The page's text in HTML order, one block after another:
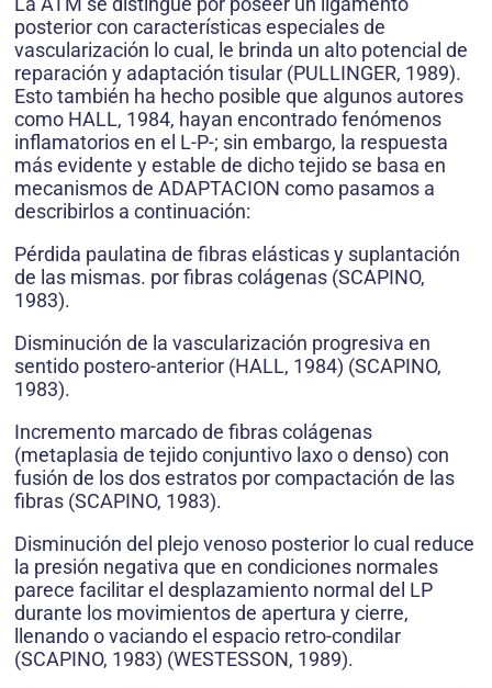
posterior con características especiales de
vascularización lo cual, le brinda un alto potencial de
reparación y adaptación tisular (PULLINGER, 1989).
Esto también ha hecho posible que algunos autores
como HALL, 1984, hayan encontrado fenómenos
inflamatorios en el L-P-; sin embargo, la respuesta
más evidente y estable de dicho tejido se basa en
mecanismos de ADAPTACION como pasamos a
describirlos a continuación:
Pérdida paulatina de fibras elásticas y suplantación
de las mismas. por fibras colágenas (SCAPINO,
1983).
Disminución de la vascularización progresiva en
sentido postero-anterior (HALL, 1984) (SCAPINO,
1983).
Incremento marcado de fibras colágenas
(metaplasia de tejido conjuntivo laxo o denso) con
fusión de los dos estratos por compactación de las
fibras (SCAPINO, 1983).
Disminución del plejo venoso posterior lo cual reduce
la presión negativa que en condiciones normales
parece facilitar el desplazamiento normal del LP
durante los movimientos de apertura y cierre,
llenando o vaciando el espacio retro-condilar
(SCAPINO, 1983) (WESTESSON, 1989).